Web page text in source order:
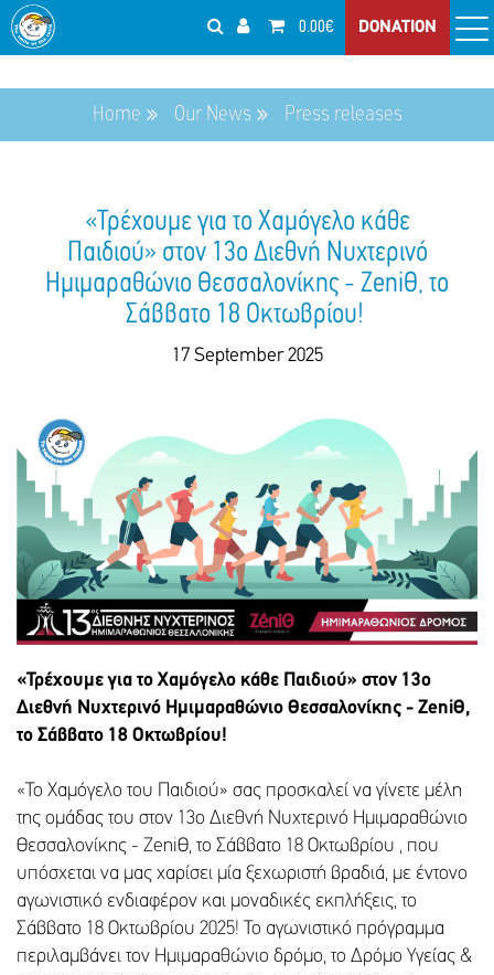
0.00€ DONATION
Home Our News Press releases
«Τρέχουμε για το Χαμόγελο κάθε
Παιδιού» στον 13ο Διεθνή Νυχτερινό
Ημιμαραθώνιο Θεσσαλονίκης - ZeniΘ, το
Σάββατο 18 Οκτωβρίου!
17 September 2025
«Τρέχουμε για το Χαμόγελο κάθε Παιδιού» στον 13ο
Διεθνή Νυχτερινό Ημιμαραθώνιο Θεσσαλονίκης - ZeniΘ,
το Σάββατο 18 Οκτωβρίου!
«Το Χαμόγελο του Παιδιού» σας προσκαλεί να γίνετε μέλη
της ομάδας του στον 13ο Διεθνή Νυχτερινό Ημιμαραθώνιο
Θεσσαλονίκης - ZeniΘ, το Σάββατο 18 Οκτωβρίου , που
υπόσχεται να μας χαρίσει μία ξεχωριστή βραδιά, με έντονο
αγωνιστικό ενδιαφέρον και μοναδικές εκπλήξεις, το
Σάββατο 18 Οκτωβρίου 2025! Το αγωνιστικό πρόγραμμα
περιλαμβάνει τον Ημιμαραθώνιο δρόμο, το Δρόμο Υγείας &